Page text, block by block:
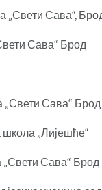
„Свети Сава“,
Сава“ Брод
„Свети Сава“ Брод
„Лијешће“
Сава“ Брод